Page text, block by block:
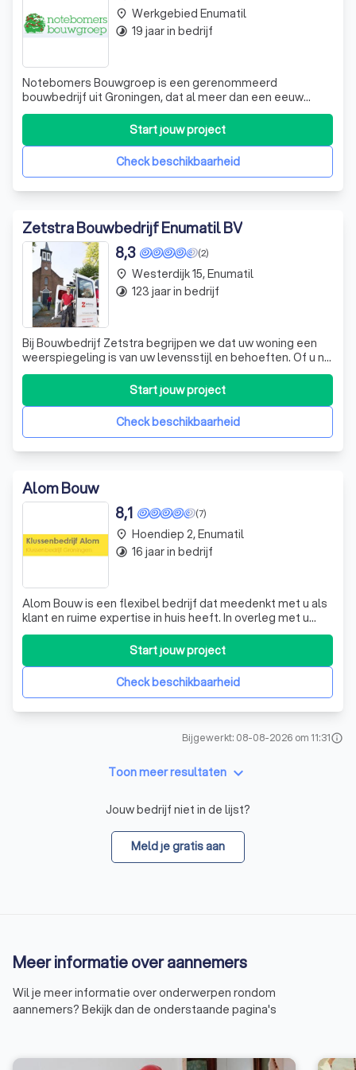
van vergunningen, het leveren van de materialen en het
aansturen van eventuele onderaannemers zoals loodgieters,
elektriciens of stukadoors. De aannemer vormt jouw vaste
voortgang.
Is het project afgerond, dan volgt een laatste controle.
Samen met de aannemer loop je het resultaat na en
Notebomers Bouwgroep is een gerenommeerd
bouwbedrijf uit Groningen, dat al meer dan een eeuw
maatwerk levert. Als familiebedrijf, waar inmiddels de
vierde en vijfde generatie werkzaam zijn, onderscheiden
we ons door onze hoge mate van deskundigheid,
vakmanschap en flexibiliteit. Onze betrokkenheid i
Check beschikbaarheid
Start jouw project
place Werkgebied Enumatil
timelapse 19 jaar in bedrijf
Zetstra Bouwbedrijf Enumatil BV
(2)
8,3
Bij Bouwbedrijf Zetstra begrijpen we dat uw woning een
weerspiegeling is van uw levensstijl en behoeften. Of u nu
overweegt om uw huis uit te breiden omdat het te klein is
geworden, of u wilt moderniseren en isoleren voor meer
comfort en energie-efficiëntie, wij staan voor u klaar. Met
Check beschikbaarheid
Start jouw project
place Westerdijk 15, Enumatil
timelapse 123 jaar in bedrijf
Alom Bouw
(7)
8,1
Alom Bouw is een flexibel bedrijf dat meedenkt met u als
klant en ruime expertise in huis heeft. In overleg met u
maken wij veel mogelijk. Daarbij wordt zo nodig op de
kleintjes gelet maar toch degelijk werk geleverd. Zo kunt u
een goed resultaat verwachten voor een betaalbare prijs.
Check beschikbaarheid
Start jouw project
place Hoendiep 2, Enumatil
timelapse 16 jaar in bedrijf
Bijgewerkt: 08-08-2026 om 11:31info
Toon meer resultaten keyboard_arrow_down
Jouw bedrijf niet in de lijst?
Meld je gratis aan
Meer informatie over aannemers
Wil je meer informatie over onderwerpen rondom
aannemers? Bekijk dan de onderstaande pagina's